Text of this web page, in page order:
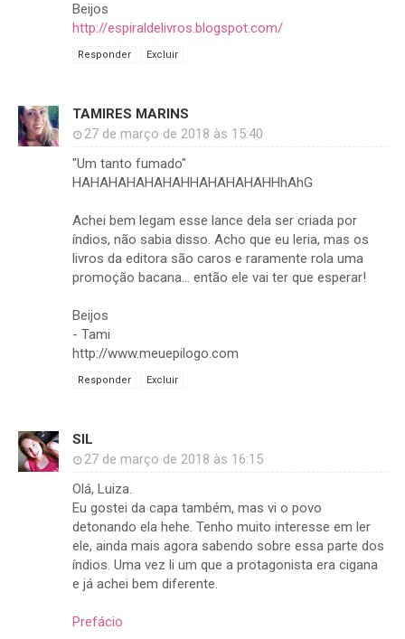
Beijos
http://espiraldelivros.blogspot.com/
Responder Excluir
TAMIRES MARINS
27 de março de 2018 às 15:40
"Um tanto fumado"
HAHAHAHAHAHAHHAHAHAHAHHhAhG
Achei bem legam esse lance dela ser criada por
índios, não sabia disso. Acho que eu leria, mas os
livros da editora são caros e raramente rola uma
promoção bacana... então ele vai ter que esperar!
Beijos
- Tami
http://www.meuepilogo.com
Responder Excluir
SIL
27 de março de 2018 às 16:15
Olá, Luiza.
Eu gostei da capa também, mas vi o povo
detonando ela hehe. Tenho muito interesse em ler
ele, ainda mais agora sabendo sobre essa parte dos
índios. Uma vez li um que a protagonista era cigana
e já achei bem diferente.
Prefácio